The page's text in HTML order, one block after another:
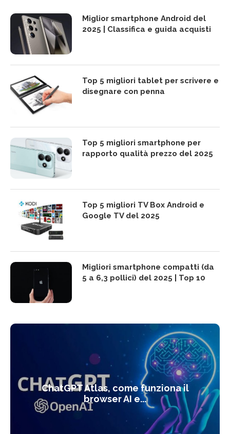
Miglior smartphone Android del
2025 | Classifica e guida acquisti
Top 5 migliori tablet per scrivere e
disegnare con penna
Top 5 migliori smartphone per
rapporto qualità prezzo del 2025
Top 5 migliori TV Box Android e
Google TV del 2025
Migliori smartphone compatti (da
5 a 6,3 pollici) del 2025 | Top 10
ChatGPT Atlas, come funziona il
browser AI e...